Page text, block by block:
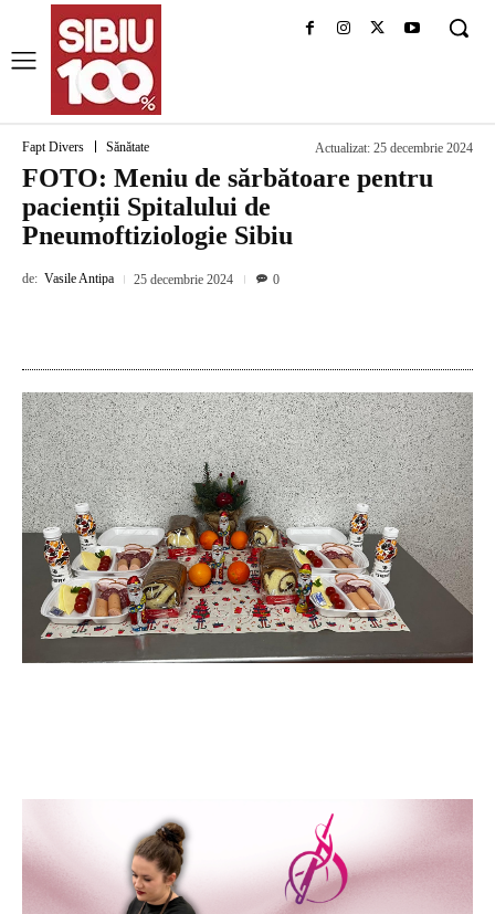
Fapt Divers Sănătate Actualizat: 25 decembrie 2024
FOTO: Meniu de sărbătoare pentru
pacienții Spitalului de
Pneumoftiziologie Sibiu
de: Vasile Antipa 25 decembrie 2024 0